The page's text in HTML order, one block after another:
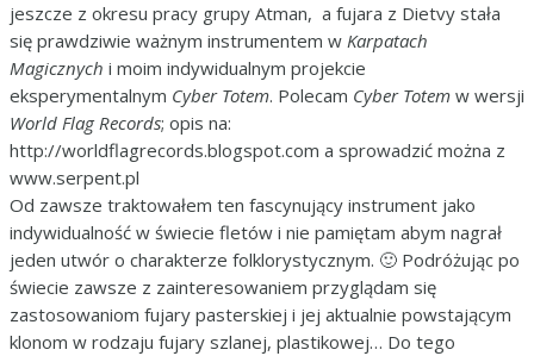
jeszcze z okresu pracy grupy Atman, a fujara z Dietvy stała
się prawdziwie ważnym instrumentem w Karpatach
Magicznych i moim indywidualnym projekcie
eksperymentalnym Cyber Totem. Polecam Cyber Totem w wersji
World Flag Records; opis na:
http://worldflagrecords.blogspot.com a sprowadzić można z
www.serpent.pl
Od zawsze traktowałem ten fascynujący instrument jako
indywidualność w świecie fletów i nie pamiętam abym nagrał
jeden utwór o charakterze folklorystycznym. 🙂 Podróżując po
świecie zawsze z zainteresowaniem przyglądam się
zastosowaniom fujary pasterskiej i jej aktualnie powstającym
klonom w rodzaju fujary szlanej, plastikowej… Do tego